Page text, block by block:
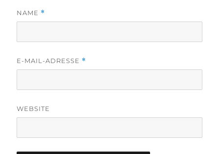
NAME *
E-MAIL-ADRESSE *
WEBSITE